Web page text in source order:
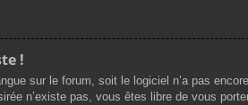
!
sur le forum, soit le logiciel n’a pas
n’existe pas, vous êtes libre de vous